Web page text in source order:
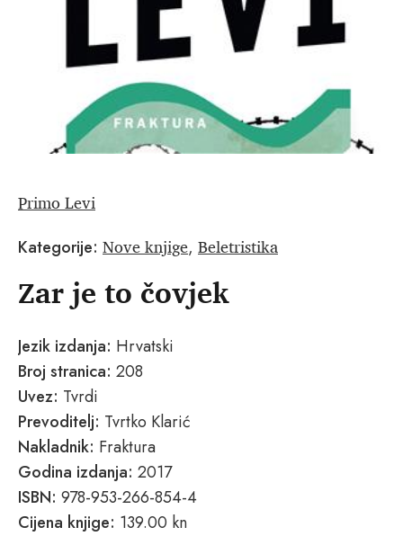
Primo Levi
Kategorije: Nove knjige, Beletristika
Zar je to čovjek
Jezik izdanja: Hrvatski
Broj stranica: 208
Uvez: Tvrdi
Prevoditelj: Tvrtko Klarić
Nakladnik: Fraktura
Godina izdanja: 2017
ISBN: 978-953-266-854-4
Cijena knjige: 139.00 kn